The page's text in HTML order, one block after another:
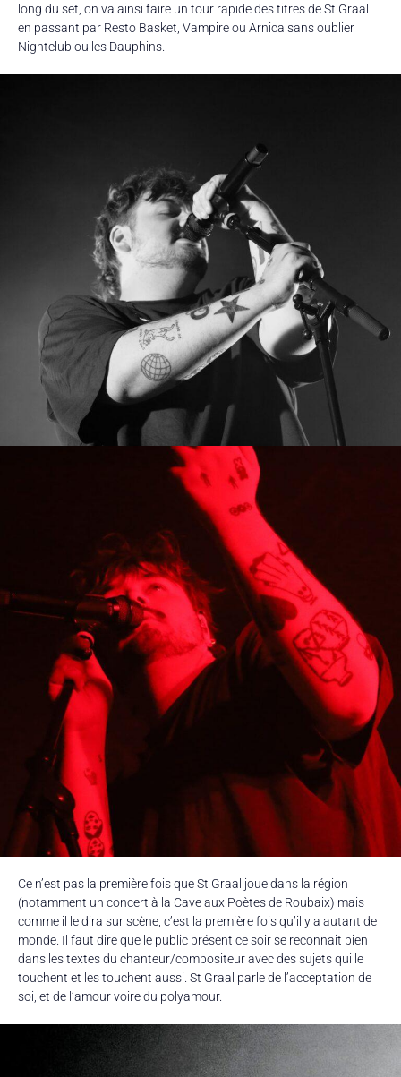
long du set, on va ainsi faire un tour rapide des titres de St Graal
en passant par Resto Basket, Vampire ou Arnica sans oublier
Nightclub ou les Dauphins.
Ce n’est pas la première fois que St Graal joue dans la région
(notamment un concert à la Cave aux Poètes de Roubaix) mais
comme il le dira sur scène, c’est la première fois qu’il y a autant de
monde. Il faut dire que le public présent ce soir se reconnait bien
dans les textes du chanteur/compositeur avec des sujets qui le
touchent et les touchent aussi. St Graal parle de l’acceptation de
soi, et de l’amour voire du polyamour.